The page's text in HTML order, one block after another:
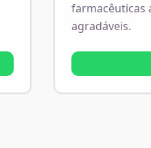
farmacêuticas
agradáveis.